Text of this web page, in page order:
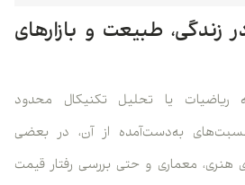
زندگی، طبیعت و بازارهای
ریاضیات یا تحلیل تکنیکال محدود
به‌دست‌آمده از آن، در بعضی
هنری، معماری و حتی بررسی رفتار قیمت